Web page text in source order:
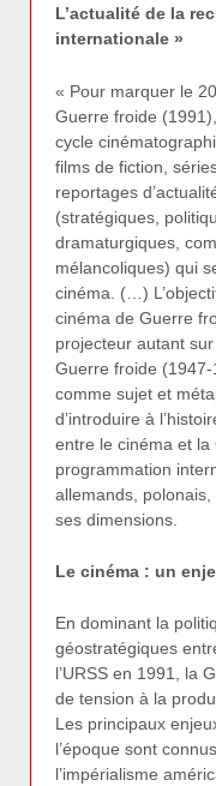
L’actualité de la
internationale »
« Pour marquer le
Guerre froide
cycle
films de fiction,
reportages
(stratégiques,
dramaturgiques,
mélancoliques) qui
cinéma. (…)
cinéma de Guerre
projecteur autant
Guerre froide
comme sujet et
d’introduire à
entre le cinéma et
programmation
allemands,
ses dimensions.
Le cinéma : un
En dominant la
géostratégiques
l’URSS en 1991, la
de tension à la
Les principaux
l’époque sont
l’impérialisme